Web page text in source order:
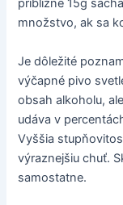
približne 15g
množstvo, ak sa
Je dôležité
výčapné pivo
obsah alkoholu,
udáva v
Vyššia
výraznejšiu chuť.
samostatne.